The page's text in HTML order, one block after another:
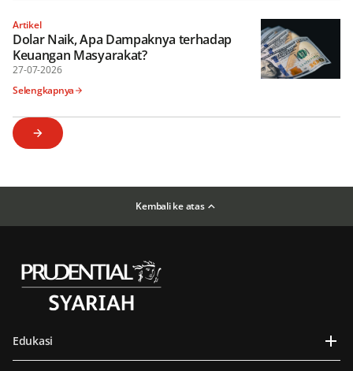
Artikel
Dolar Naik, Apa Dampaknya terhadap
Keuangan Masyarakat?
27-07-2026
Selengkapnya
Kembali ke atas
Edukasi